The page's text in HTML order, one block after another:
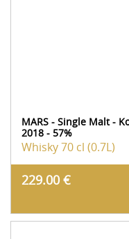
MARS - Single Malt -
2018 - 57%
Whisky70 cl (0.7L)
229.00 €